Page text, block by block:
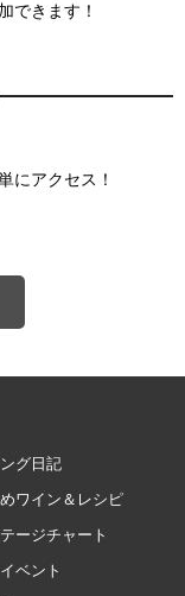
できます！
にアクセス！
グ日記
ワイン＆レシピ
ージチャート
ベント